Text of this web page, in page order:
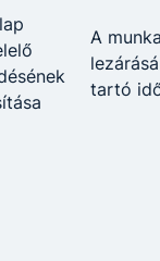
és
A
tartó